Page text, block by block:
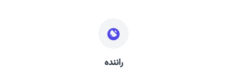
راننده